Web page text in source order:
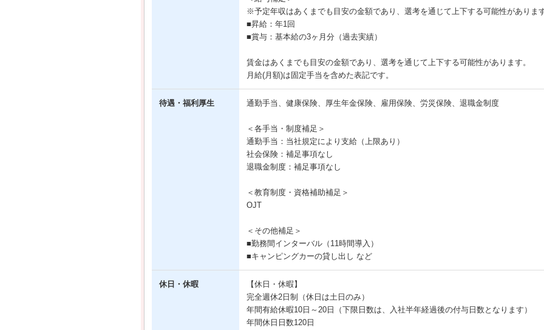
※予定年収はあくまでも目安の金額であり、選考を通じて上下する可能性がありま
■昇給：年1回
■賞与：基本給の3ヶ月分（過去実績）
賃金はあくまでも目安の金額であり、選考を通じて上下する可能性があります。
月給(月額)は固定手当を含めた表記です。
待遇・福利厚生 通勤手当、健康保険、厚生年金保険、雇用保険、労災保険、退職金制度
＜各手当・制度補足＞
通勤手当：当社規定により支給（上限あり）
社会保険：補足事項なし
退職金制度：補足事項なし
＜教育制度・資格補助補足＞
OJT
＜その他補足＞
■勤務間インターバル（11時間導入）
■キャンピングカーの貸し出し など
休日・休暇
【休日・休暇】
完全週休2日制（休日は土日のみ）
年間有給休暇10日～20日（下限日数は、入社半年経過後の付与日数となります）
年間休日日数120日